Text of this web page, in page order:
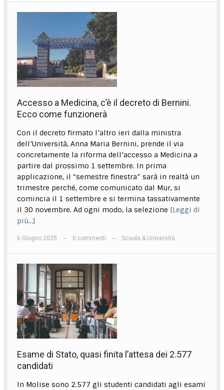
Accesso a Medicina, c’è il decreto di Bernini.
Ecco come funzionerà
Con il decreto firmato l’altro ieri dalla ministra
dell’Università, Anna Maria Bernini, prende il via
concretamente la riforma dell’accesso a Medicina a
partire dal prossimo 1 settembre. In prima
applicazione, il “semestre finestra” sarà in realtà un
trimestre perché, come comunicato dal Mur, si
comincia il 1 settembre e si termina tassativamente
il 30 novembre. Ad ogni modo, la selezione [Leggi di
più…]
6 Giugno 2025 — 0 commenti — Scuola & Università
Esame di Stato, quasi finita l’attesa dei 2.577
candidati
In Molise sono 2.577 gli studenti candidati agli esami